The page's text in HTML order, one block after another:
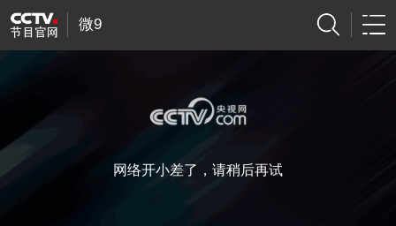
微9
网络开小差了，请稍后再试